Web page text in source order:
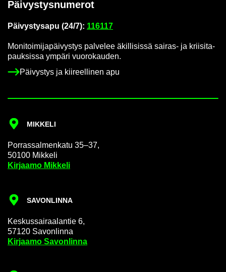
Päi­vys­tys­nu­me­rot
Päi­vys­tys­a­pu (24/7): 116117
Mo­ni­toi­mi­ja­päi­vys­tys pal­ve­lee äkil­li­sis­sä sairas-​ ja krii­si­ta­
pauk­sis­sa ym­pä­ri vuo­ro­kau­den.
Päi­vys­tys ja kii­reel­li­nen apu
MIK­KE­LI
Por­ras­sal­men­ka­tu 35–37,
50100 Mik­ke­li
Kir­jaa­mo Mik­ke­li
SA­VON­LIN­NA
Kes­kus­sai­raa­lan­tie 6,
57120 Sa­von­lin­na
Kir­jaa­mo Sa­von­lin­na